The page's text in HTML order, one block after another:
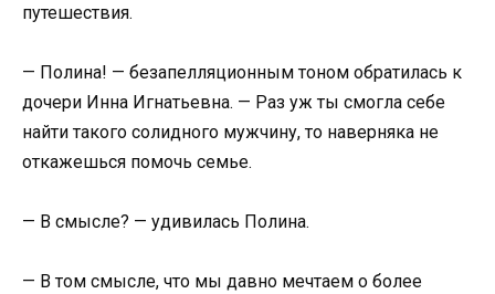
путешествия.
— Полина! — безапелляционным тоном обратилась к
дочери Инна Игнатьевна. — Раз уж ты смогла себе
найти такого солидного мужчину, то наверняка не
откажешься помочь семье.
— В смысле? — удивилась Полина.
— В том смысле, что мы давно мечтаем о более